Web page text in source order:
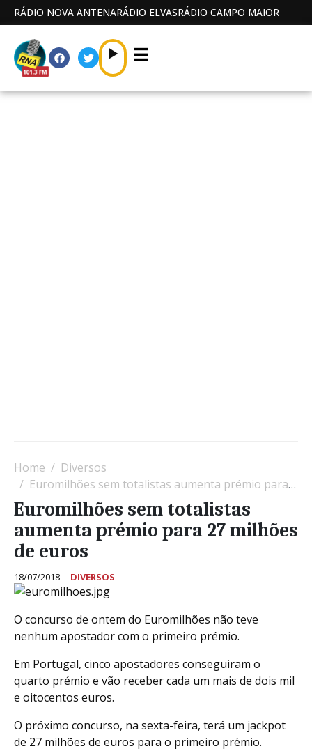
RÁDIO NOVA ANTENARÁDIO ELVASRÁDIO CAMPO MAIOR
Home
Diversos
Euromilhões sem totalistas aumenta prémio para 27 milhões de euros
Euromilhões sem totalistas
aumenta prémio para 27 milhões
de euros
18/07/2018 DIVERSOS
O concurso de ontem do Euromilhões não teve
nenhum apostador com o primeiro prémio.
Em Portugal, cinco apostadores conseguiram o
quarto prémio e vão receber cada um mais de dois mil
e oitocentos euros.
O próximo concurso, na sexta-feira, terá um jackpot
de 27 milhões de euros para o primeiro prémio.